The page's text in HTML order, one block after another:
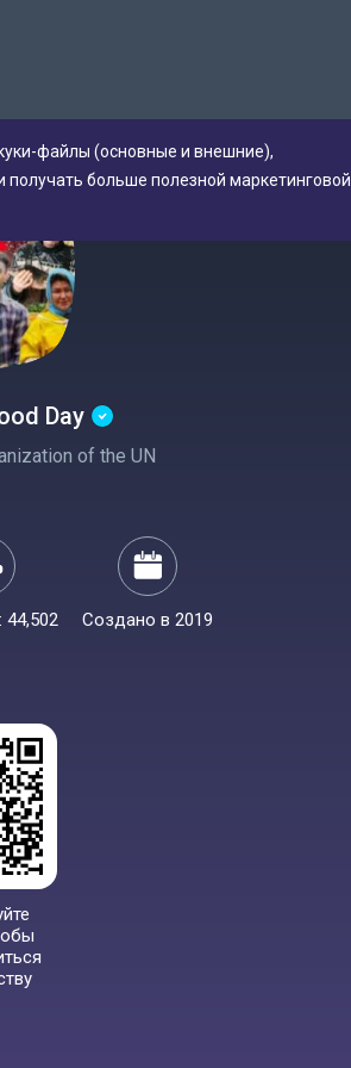
файлы (основные и внешние),
больше полезной маркетинговой
Day
of the UN
44,502 Создано в 2019